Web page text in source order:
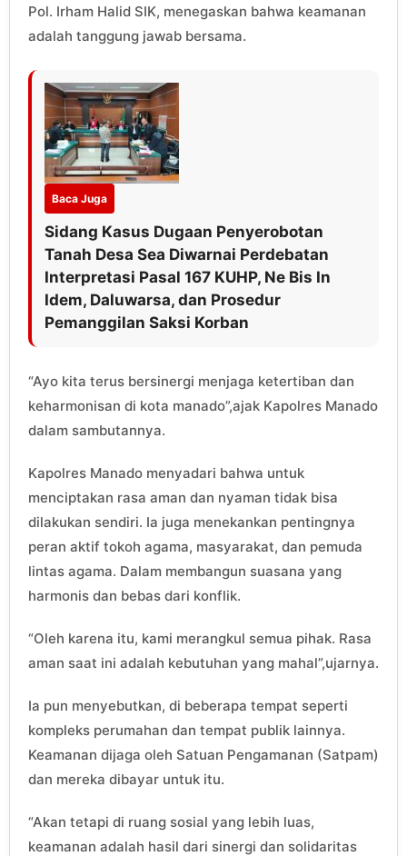
Pol. Irham Halid SIK, menegaskan bahwa keamanan
adalah tanggung jawab bersama.
Baca Juga
Sidang Kasus Dugaan Penyerobotan
Tanah Desa Sea Diwarnai Perdebatan
Interpretasi Pasal 167 KUHP, Ne Bis In
Idem, Daluwarsa, dan Prosedur
Pemanggilan Saksi Korban
“Ayo kita terus bersinergi menjaga ketertiban dan
keharmonisan di kota manado”,ajak Kapolres Manado
dalam sambutannya.
Kapolres Manado menyadari bahwa untuk
menciptakan rasa aman dan nyaman tidak bisa
dilakukan sendiri. Ia juga menekankan pentingnya
peran aktif tokoh agama, masyarakat, dan pemuda
lintas agama. Dalam membangun suasana yang
harmonis dan bebas dari konflik.
“Oleh karena itu, kami merangkul semua pihak. Rasa
aman saat ini adalah kebutuhan yang mahal”,ujarnya.
Ia pun menyebutkan, di beberapa tempat seperti
kompleks perumahan dan tempat publik lainnya.
Keamanan dijaga oleh Satuan Pengamanan (Satpam)
dan mereka dibayar untuk itu.
“Akan tetapi di ruang sosial yang lebih luas,
keamanan adalah hasil dari sinergi dan solidaritas